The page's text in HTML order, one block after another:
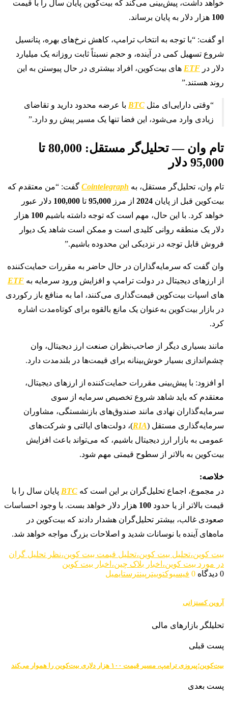
خواهد داشت، پیش‌بینی می‌کند که بیت‌کوین پایان سال را با قیمت
100 هزار دلار به پایان برساند.
او گفت: “با توجه به انتخاب ترامپ، کاهش نرخ‌های بهره، پتانسیل
شروع تسهیل کمی در آینده، و حجم نسبتاً ثابت روزانه یک میلیارد
دلار در ETF های بیت‌کوین، افراد بیشتری در حال پیوستن به این
روند هستند.”
“وقتی دارایی‌ای مثل BTC با عرضه محدود دارید و تقاضای
زیادی وارد می‌شود، این فضا تنها یک مسیر پیش رو دارد.”
تام وان — تحلیل‌گر مستقل: 80,000 تا
95,000 دلار
تام وان، تحلیل‌گر مستقل، به Cointelegraph گفت: “من معتقدم که
بیت‌کوین قبل از پایان 2024 از مرز 95,000 تا 100,000 دلار عبور
خواهد کرد. با این حال، مهم است که توجه داشته باشیم 100 هزار
دلار یک منطقه روانی کلیدی است و ممکن است شاهد یک دیوار
فروش قابل توجه در نزدیکی این محدوده باشیم.”
وان گفت که سرمایه‌گذاران در حال حاضر به مقررات حمایت‌کننده
از ارزهای دیجیتال در دولت ترامپ و افزایش ورود سرمایه به ETF
های اسپات بیت‌کوین قیمت‌گذاری می‌کنند، اما به منافع باز رکوردی
در بازار بیت‌کوین به‌عنوان یک مانع بالقوه برای کوتاه‌مدت اشاره
کرد.
مانند بسیاری دیگر از صاحب‌نظران صنعت ارز دیجیتال، وان
چشم‌اندازی بسیار خوش‌بینانه برای قیمت‌ها در بلندمدت دارد.
او افزود: با پیش‌بینی مقررات حمایت‌کننده از ارزهای دیجیتال،
معتقدم که باید شاهد شروع تخصیص سرمایه از سوی
سرمایه‌گذاران نهادی مانند صندوق‌های بازنشستگی، مشاوران
سرمایه‌گذاری مستقل (RIA)، دولت‌های ایالتی و شرکت‌های
عمومی به بازار ارز دیجیتال باشیم، که می‌تواند باعث افزایش
بیت‌کوین به بالاتر از سطوح قیمتی مهم شود.
خلاصه:
در مجموع، اجماع تحلیل‌گران بر این است که BTC پایان سال را با
قیمت بالاتر از یا حدود 100 هزار دلار خواهد بست. با وجود احساسات
صعودی غالب، بیشتر تحلیل‌گران هشدار دادند که بیت‌کوین در
ماه‌های آینده با نوسانات شدید و اصلاحات بزرگ مواجه خواهد شد.
بیت کوین،تحلیل بیت کوین،تحلیل قیمت بیت کوین،نظر تحلیل گران
در مورد بیت کوین،اخبار بلاک چین،اخبار بیت کوین
0 دیدگاه
0 فیسبوکتوییتر پینترستایمیل
آروین کسنزانی
تحلیلگر بازارهای مالی
پست قبلی
بیت‌کوین؛پیروزی ترامپ، مسیر قیمت ۱۰۰ هزار دلاری بیت‌کوین را هموار می‌کند
پست بعدی